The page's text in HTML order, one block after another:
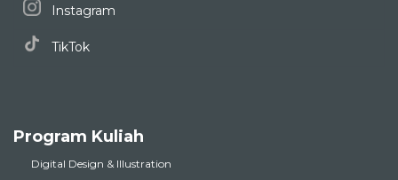
Instagram
TikTok
Program Kuliah
Digital Design & Illustration